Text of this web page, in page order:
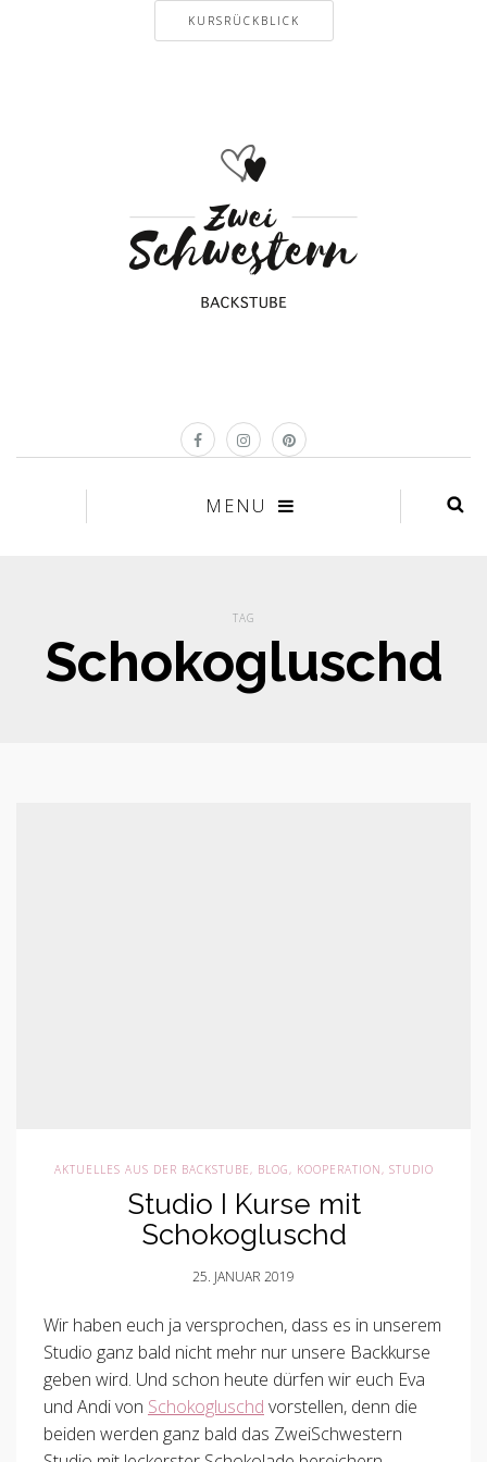
KURSRÜCKBLICK
MENU
TAG
Schokogluschd
AKTUELLES AUS DER BACKSTUBE, BLOG, KOOPERATION, STUDIO
Studio I Kurse mit
Schokogluschd
25. JANUAR 2019
Wir haben euch ja versprochen, dass es in unserem
Studio ganz bald nicht mehr nur unsere Backkurse
geben wird. Und schon heute dürfen wir euch Eva
und Andi von Schokogluschd vorstellen, denn die
beiden werden ganz bald das ZweiSchwestern